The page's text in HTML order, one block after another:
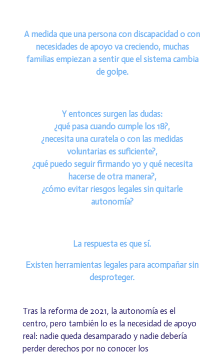
A medida que una persona con discapacidad o con
necesidades de apoyo va creciendo, muchas
familias empiezan a sentir que el sistema cambia
de golpe.
Y entonces surgen las dudas:
¿qué pasa cuando cumple los 18?,
¿necesita una curatela o con las medidas
voluntarias es suficiente?,
¿qué puedo seguir firmando yo y qué necesita
hacerse de otra manera?,
¿cómo evitar riesgos legales sin quitarle
autonomía?
La respuesta es que sí.
Existen herramientas legales para acompañar sin
desproteger.
Tras la reforma de 2021, la autonomía es el
centro, pero también lo es la necesidad de apoyo
real: nadie queda desamparado y nadie debería
perder derechos por no conocer los